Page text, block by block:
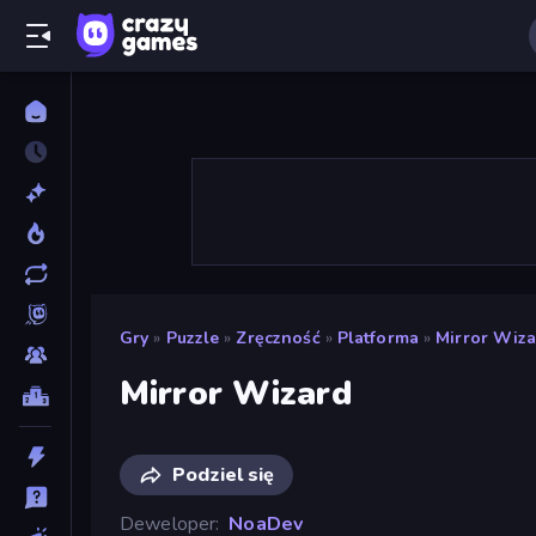
Gry » Puzzle » Zręczność » Platforma » Mirror
Mirror Wizard
Podziel się
Deweloper NoaDev